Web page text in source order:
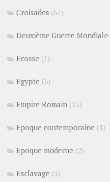
Croisades (67)
Deuxième Guerre Mondiale
Ecosse (1)
Egypte (6)
Empire Romain (25)
Epoque contemporaine (1)
Epoque moderne (2)
Esclavage (3)